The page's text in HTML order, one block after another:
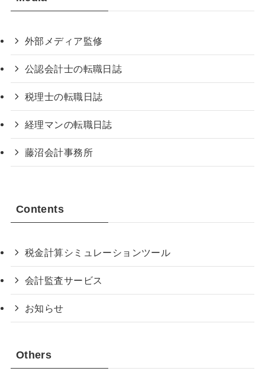
外部メディア監修
公認会計士の転職日誌
税理士の転職日誌
経理マンの転職日誌
藤沼会計事務所
Contents
税金計算シミュレーションツール
会計監査サービス
お知らせ
Others